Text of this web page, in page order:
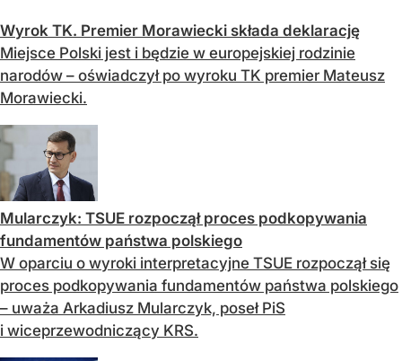
Wyrok TK. Premier Morawiecki składa deklarację
Miejsce Polski jest i będzie w europejskiej rodzinie
narodów – oświadczył po wyroku TK premier Mateusz
Morawiecki.
Mularczyk: TSUE rozpoczął proces podkopywania
fundamentów państwa polskiego
W oparciu o wyroki interpretacyjne TSUE rozpoczął się
proces podkopywania fundamentów państwa polskiego
– uważa Arkadiusz Mularczyk, poseł PiS
i wiceprzewodniczący KRS.